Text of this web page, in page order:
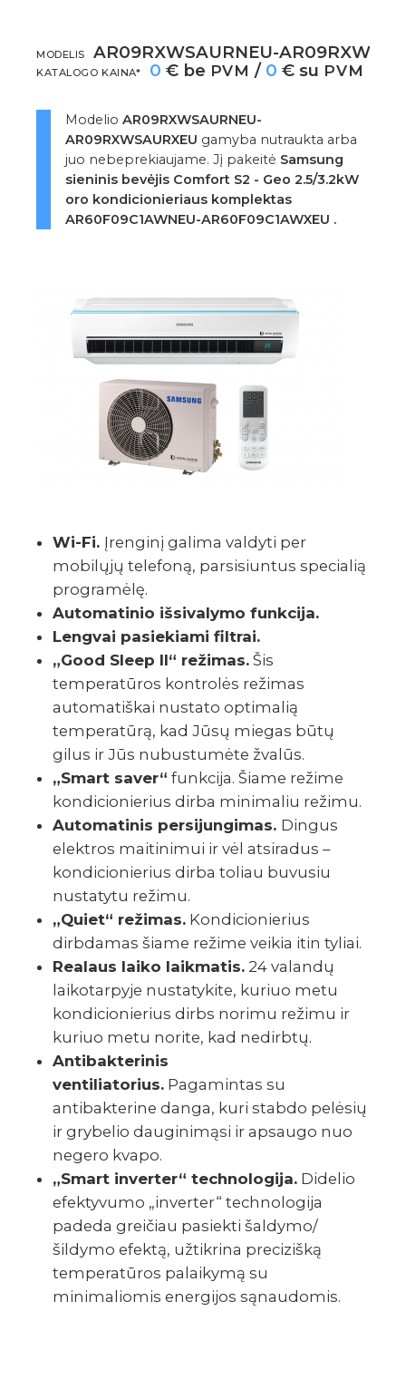
APRAŠYMAS
MODELIS AR09RXWSAURNEU-
KATALOGO KAINA* 0 € be PVM / 0 € su PVM
Modelio AR09RXWSAURNEU-
AR09RXWSAURXEU gamyba nutraukta arba
juo nebeprekiaujame. Jį pakeitė Samsung
sieninis bevėjis Comfort S2 - Geo 2.5/3.2kW
oro kondicionieriaus komplektas
AR60F09C1AWNEU-AR60F09C1AWXEU .
Wi-Fi. Įrenginį galima valdyti per
mobilųjų telefoną, parsisiuntus specialią
programėlę.
Automatinio išsivalymo funkcija.
Lengvai pasiekiami filtrai.
„Good Sleep II“ režimas. Šis
temperatūros kontrolės režimas
automatiškai nustato optimalią
temperatūrą, kad Jūsų miegas būtų
gilus ir Jūs nubustumėte žvalūs.
„Smart saver“ funkcija. Šiame režime
kondicionierius dirba minimaliu režimu.
Automatinis persijungimas. Dingus
elektros maitinimui ir vėl atsiradus –
kondicionierius dirba toliau buvusiu
nustatytu režimu.
„Quiet“ režimas. Kondicionierius
dirbdamas šiame režime veikia itin tyliai.
Realaus laiko laikmatis. 24 valandų
laikotarpyje nustatykite, kuriuo metu
kondicionierius dirbs norimu režimu ir
kuriuo metu norite, kad nedirbtų.
Antibakterinis
ventiliatorius. Pagamintas su
antibakterine danga, kuri stabdo pelėsių
ir grybelio dauginimąsi ir apsaugo nuo
negero kvapo.
„Smart inverter“ technologija. Didelio
efektyvumo „inverter“ technologija
padeda greičiau pasiekti šaldymo/
šildymo efektą, užtikrina precizišką
temperatūros palaikymą su
minimaliomis energijos sąnaudomis.